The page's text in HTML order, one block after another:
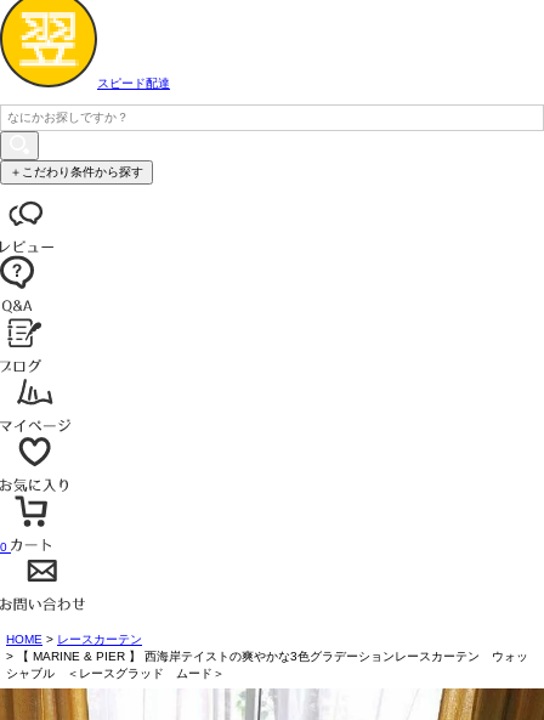
スピード配達
＋こだわり条件から探す
0
HOME
レースカーテン
【 MARINE & PIER 】 西海岸テイストの爽やかな3色グラデーションレースカーテン ウォッ
シャブル ＜レースグラッド ムード＞